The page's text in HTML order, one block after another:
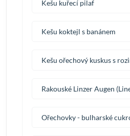
Kešu kuřecí pilaf
Kešu koktejl s banánem
Kešu ořechový kuskus s
Rakouské Linzer Augen
Ořechovky - bulharské